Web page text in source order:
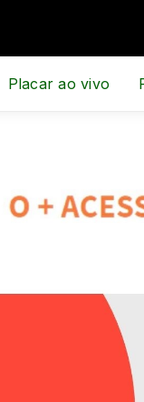
Placar ao vivo